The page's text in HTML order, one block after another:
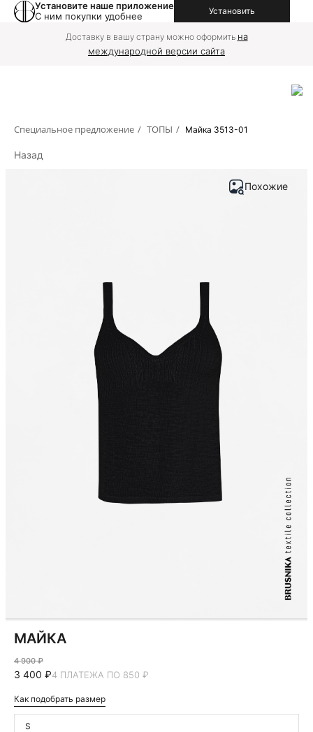
Установите наше приложение
С ним покупки удобнее
Установить
Доставку в вашу страну можно оформить на
международной версии сайта
Специальное предложение / ТОПЫ / Майка 3513-01
Назад
Похожие
МАЙКА
4 900 ₽
3 400 ₽4 ПЛАТЕЖА ПО 850 ₽
Как подобрать размер
S